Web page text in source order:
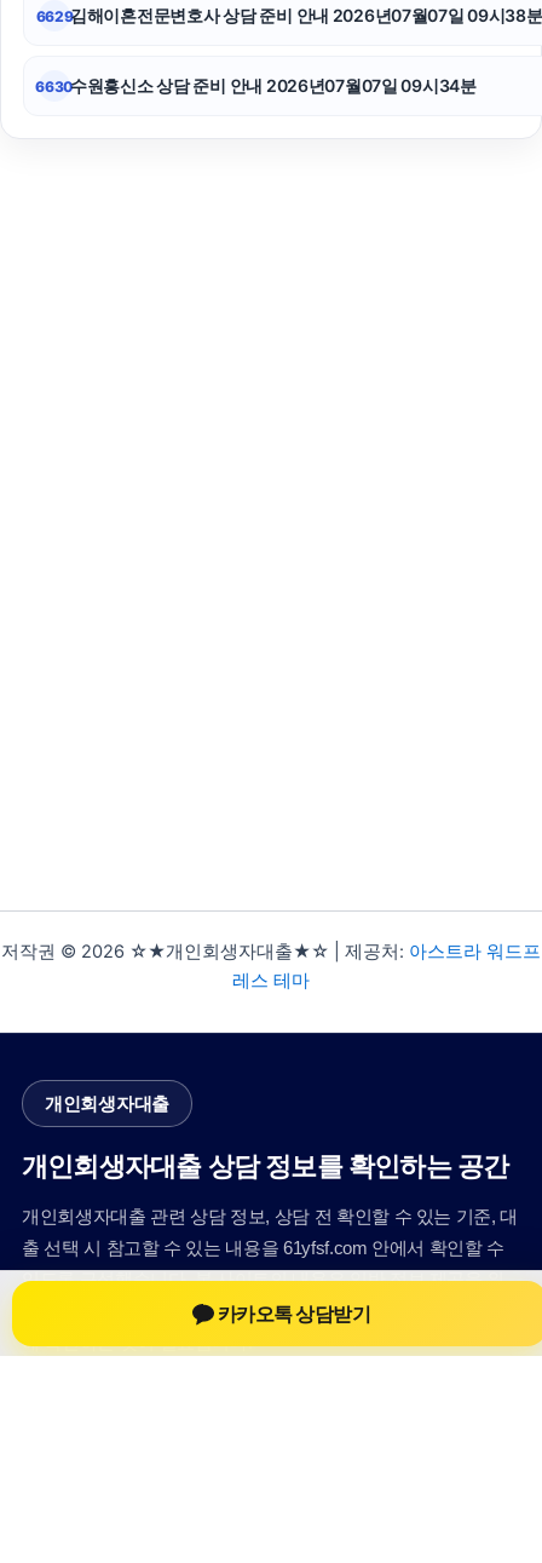
6629김해이혼전문변호사 상담 준비 안내 2026년07월07일 09시38분
6630수원흥신소 상담 준비 안내 2026년07월07일 09시34분
저작권 © 2026 ☆★개인회생자대출★☆ | 제공처: 아스트라 워드프
레스 테마
개인회생자대출
개인회생자대출 상담 정보를 확인하는 공간
개인회생자대출 관련 상담 정보, 상담 전 확인할 수 있는 기준, 대
출 선택 시 참고할 수 있는 내용을 61yfsf.com 안에서 확인할 수
있도록 구성했습니다. 본 사이트의 내용은 일반 정보 제공을 위
한 자료이며, 실제 가능 여부와 조건은 금융사 심사 및 상담을 통
해 확인하는 것이 필요합니다.
카카오톡 상담받기